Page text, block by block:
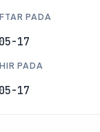
PADA
17
PADA
17